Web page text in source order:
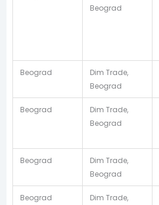
Beograd
Beograd
Dim Trade,
Beograd
Beograd
Dim Trade,
Beograd
Beograd
Dim Trade,
Beograd
Beograd
Dim Trade,